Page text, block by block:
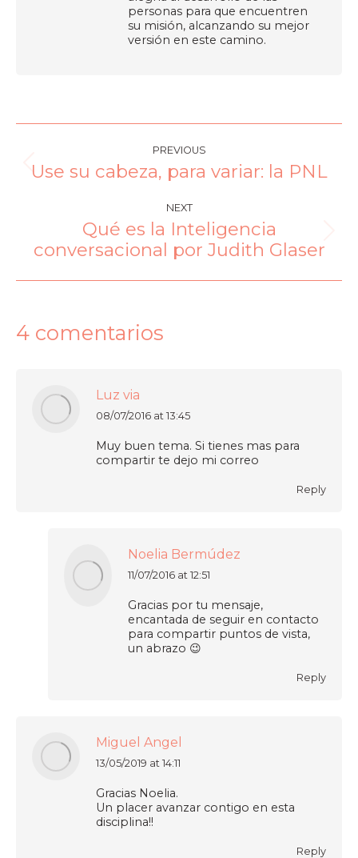
personas para que encuentren
su misión, alcanzando su mejor
versión en este camino.
PREVIOUS
Use su cabeza, para variar: la PNL
NEXT
Qué es la Inteligencia
conversacional por Judith Glaser
4 comentarios
Luz via
says:
08/07/2016 at 13:45
Muy buen tema. Si tienes mas para
compartir te dejo mi correo
Reply
Noelia Bermúdez
says:
11/07/2016 at 12:51
Gracias por tu mensaje,
encantada de seguir en contacto
para compartir puntos de vista,
un abrazo 😉
Reply
Miguel Angel
says:
13/05/2019 at 14:11
Gracias Noelia.
Un placer avanzar contigo en esta
disciplina!!
Reply